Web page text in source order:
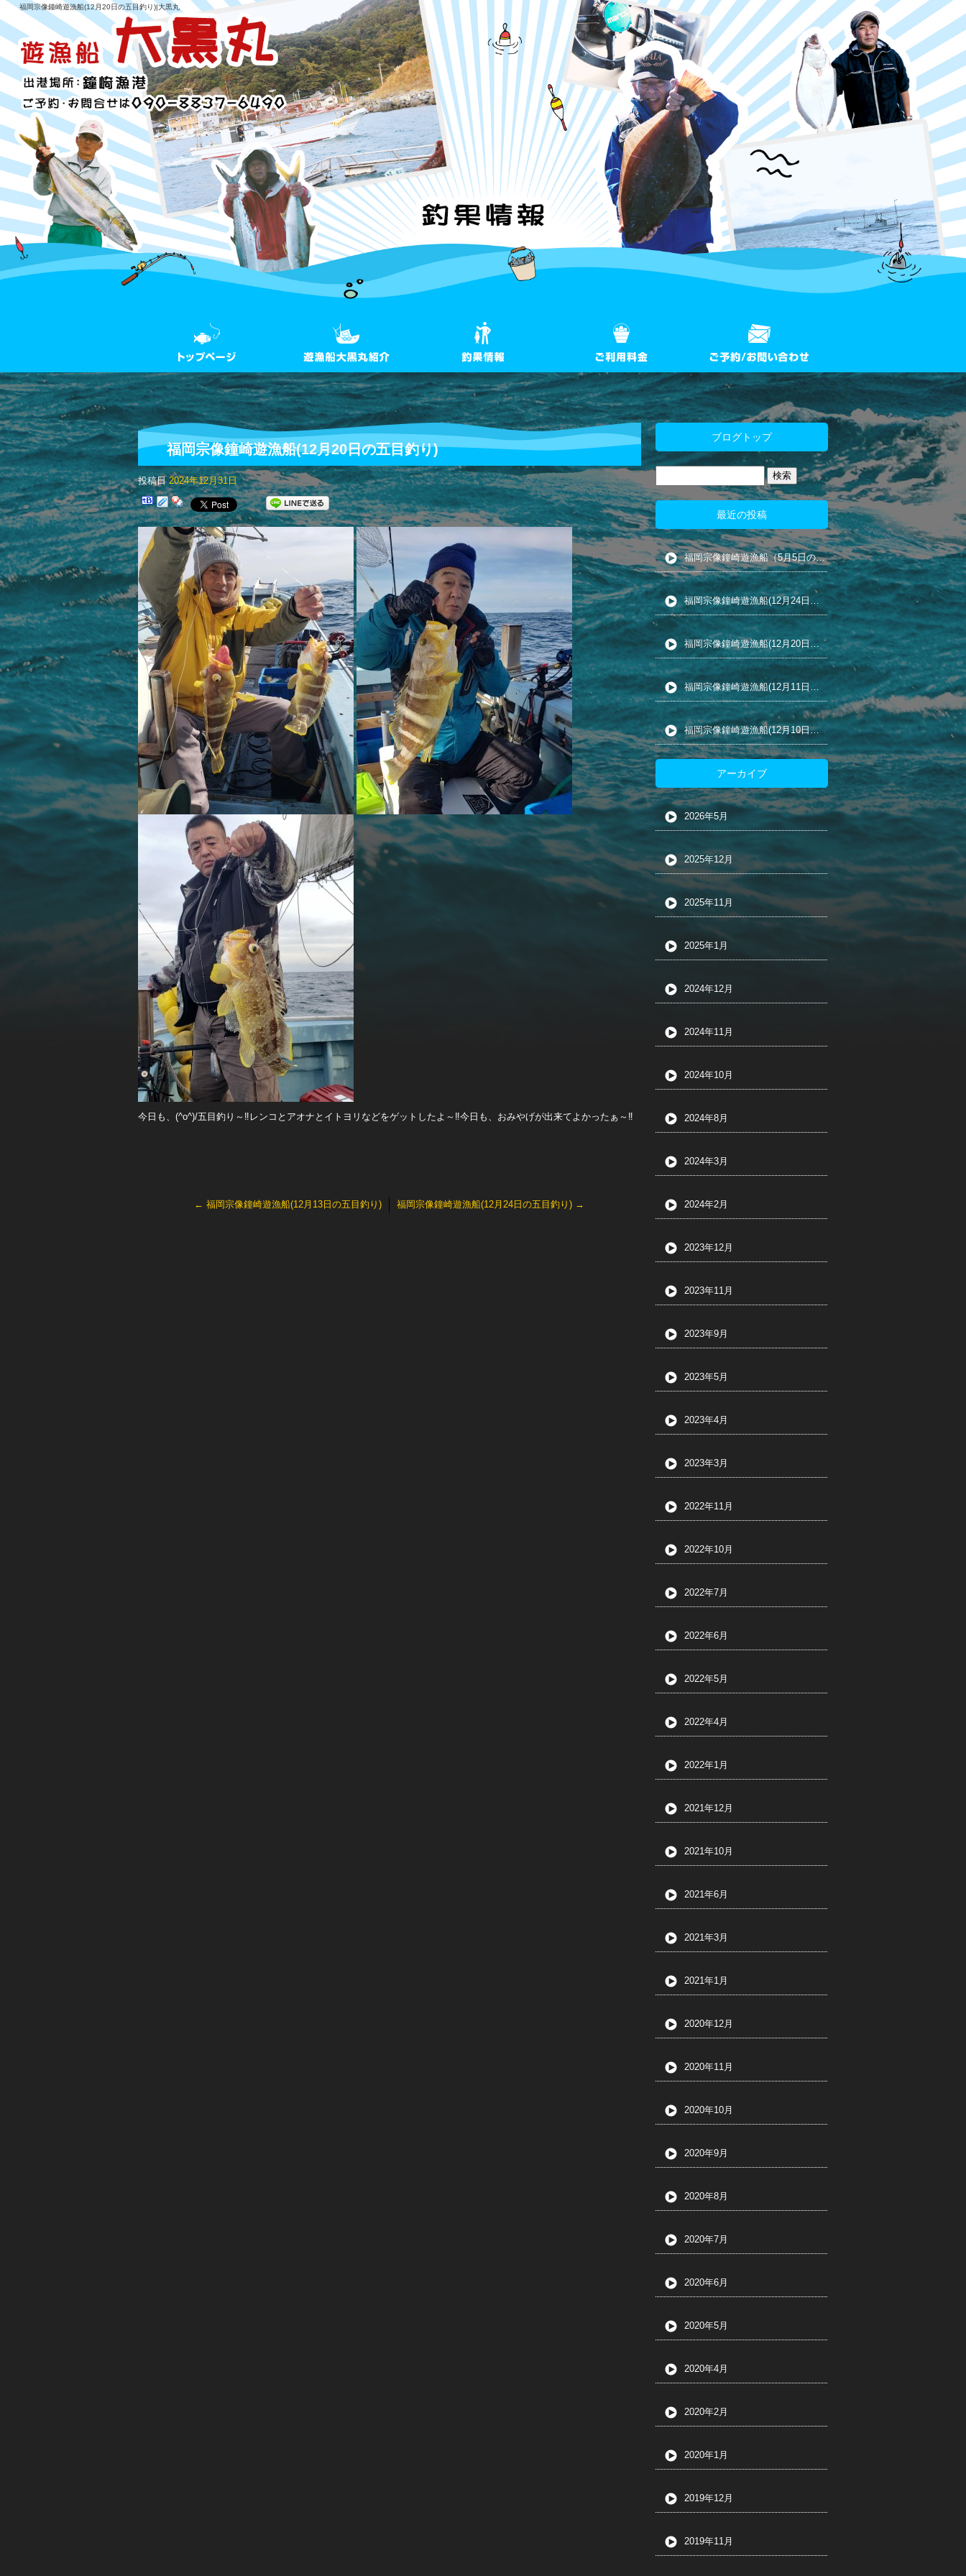
福岡宗像鐘崎遊漁船(12月20日の五目釣り)|大黒丸
福岡宗像鐘崎遊漁船(12月20日の五目釣り)
投稿日 2024年12月31日
今日も、(^o^)/五目釣り～‼️レンコとアオナとイトヨリなどをゲットしたよ～‼️今日も、おみやげが出来てよかったぁ～‼️
← 福岡宗像鐘崎遊漁船(12月13日の五目釣り) 福岡宗像鐘崎遊漁船(12月24日の五目釣り) →
ブログトップ
最近の投稿
福岡宗像鐘崎遊漁船（5月5日の夜カ釣り)
福岡宗像鐘崎遊漁船(12月24日の五目釣り)
福岡宗像鐘崎遊漁船(12月20日の小アジ泳がせ)
福岡宗像鐘崎遊漁船(12月11日の五目釣り)
福岡宗像鐘崎遊漁船(12月10日の五目釣り)
アーカイブ
2026年5月
2025年12月
2025年11月
2025年1月
2024年12月
2024年11月
2024年10月
2024年8月
2024年3月
2024年2月
2023年12月
2023年11月
2023年9月
2023年5月
2023年4月
2023年3月
2022年11月
2022年10月
2022年7月
2022年6月
2022年5月
2022年4月
2022年1月
2021年12月
2021年10月
2021年6月
2021年3月
2021年1月
2020年12月
2020年11月
2020年10月
2020年9月
2020年8月
2020年7月
2020年6月
2020年5月
2020年4月
2020年2月
2020年1月
2019年12月
2019年11月